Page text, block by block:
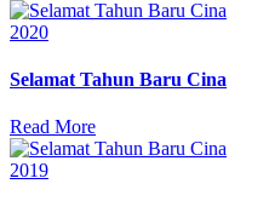
Posted
2020
Selamat Tahun Baru Cina
Read More
Posted
2019